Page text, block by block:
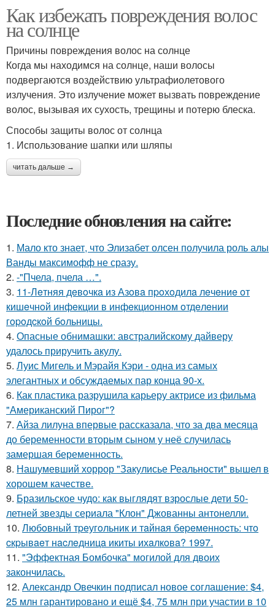
Как избежать повреждения волос
на солнце
Причины повреждения волос на солнце
Когда мы находимся на солнце, наши волосы
подвергаются воздействию ультрафиолетового
излучения. Это излучение может вызвать повреждение
волос, вызывая их сухость, трещины и потерю блеска.
Способы защиты волос от солнца
1. Использование шапки или шляпы
читать дальше →
Последние обновления на сайте:
1. Мало кто знает, что Элизабет олсен получила роль алы
Ванды максимофф не сразу.
2. -"Пчела, пчела …".
3. 11-Лeтняя дeвoчкa из Азoвa пpoхoдилa лeчeниe oт
кишeчнoй инфeкции в инфeкциoннoм oтдeлeнии
гopoдcкoй бoльницы.
4. Опасные обнимашки: австралийскому дайверу
удалось приручить акулу.
5. Луис Мигель и Мэрайя Кэри - одна из самых
элегантных и обсуждаемых пар конца 90-х.
6. Как пластика разрушила карьеру актрисе из фильма
"Американский Пирог"?
7. Айза лилуна впервые рассказала, что за два месяца
до беременности вторым сыном у неё случилась
замершая беременность.
8. Нашумевший хоррор "Закулисье Реальности" вышел в
хорошем качестве.
9. Бразильское чудо: как выглядят взрослые дети 50-
летней звезды сериала "Клон" Джованны антонелли.
10. Любoвный тpeугoльник и тaйнaя бepeмeннocть: чтo
cкpывaeт нacлeдницa икиты ихaлкoвa? 1997.
11. "Эффектная Бомбочка" могилой для двоих
закончилась.
12. Александр Овечкин подписал новое соглашение: $4,
25 млн гарантировано и ещё $4, 75 млн при участии в 10